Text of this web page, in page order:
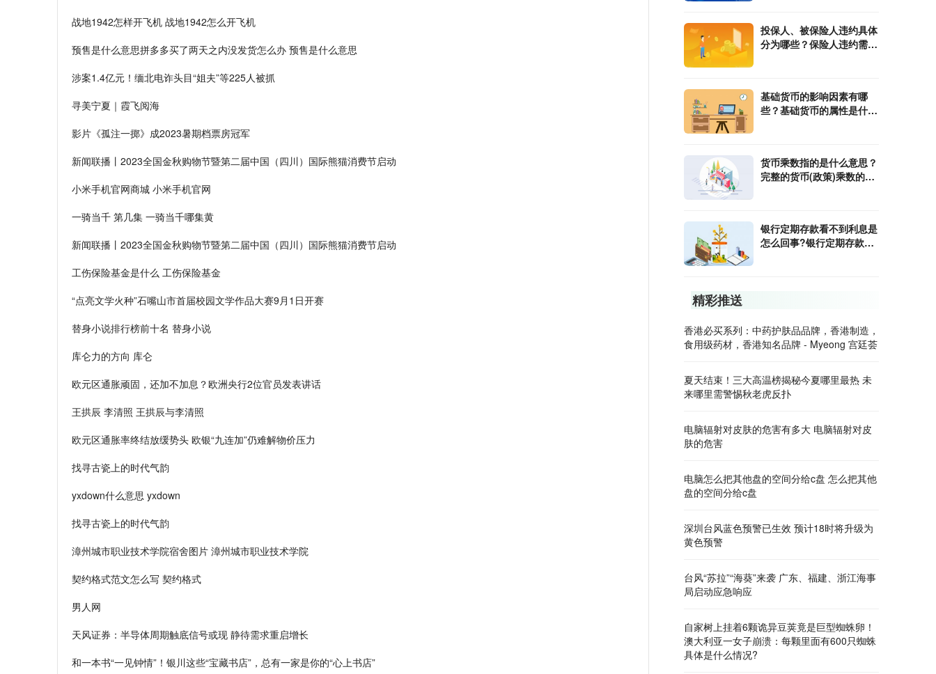
战地1942怎样开飞机 战地1942怎么开飞机
预售是什么意思拼多多买了两天之内没发货怎么办 预售是什么意思
涉案1.4亿元！缅北电诈头目“姐夫”等225人被抓
寻美宁夏｜霞飞阅海
影片《孤注一掷》成2023暑期档票房冠军
新闻联播丨2023全国金秋购物节暨第二届中国（四川）国际熊猫消费节启动
小米手机官网商城 小米手机官网
一骑当千 第几集 一骑当千哪集黄
新闻联播丨2023全国金秋购物节暨第二届中国（四川）国际熊猫消费节启动
工伤保险基金是什么 工伤保险基金
“点亮文学火种”石嘴山市首届校园文学作品大赛9月1日开赛
替身小说排行榜前十名 替身小说
库仑力的方向 库仑
欧元区通胀顽固，还加不加息？欧洲央行2位官员发表讲话
王拱辰 李清照 王拱辰与李清照
欧元区通胀率终结放缓势头 欧银“九连加”仍难解物价压力
找寻古瓷上的时代气韵
yxdown什么意思 yxdown
找寻古瓷上的时代气韵
漳州城市职业技术学院宿舍图片 漳州城市职业技术学院
契约格式范文怎么写 契约格式
男人网
天风证券：半导体周期触底信号或现 静待需求重启增长
和一本书“一见钟情”！银川这些“宝藏书店”，总有一家是你的“心上书店”
投保人、被保险人违约具体
分为哪些？保险人违约需要
基础货币的影响因素有哪
些？基础货币的属性是什
货币乘数指的是什么意思？
完整的货币(政策)乘数的计
银行定期存款看不到利息是
怎么回事?银行定期存款利
精彩推送
香港必买系列：中药护肤品品牌，香港制造，
食用级药材，香港知名品牌 - Myeong 宫廷荟
夏天结束！三大高温榜揭秘今夏哪里最热 未
来哪里需警惕秋老虎反扑
电脑辐射对皮肤的危害有多大 电脑辐射对皮
肤的危害
电脑怎么把其他盘的空间分给c盘 怎么把其他
盘的空间分给c盘
深圳台风蓝色预警已生效 预计18时将升级为
黄色预警
台风“苏拉”“海葵”来袭 广东、福建、浙江海事
局启动应急响应
自家树上挂着6颗诡异豆荚竟是巨型蜘蛛卵！
澳大利亚一女子崩溃：每颗里面有600只蜘蛛
具体是什么情况?